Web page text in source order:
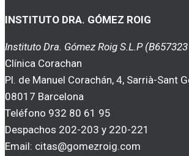
INSTITUTO DRA. GÓMEZ ROIG
Instituto Dra. Gómez Roig S.L.P
Clínica Corachan
Pl. de Manuel Corachán, 4, Sarrià-Sant
08017 Barcelona
Teléfono 932 80 61 95
Despachos 202-203 y 220-221
Email: citas@gomezroig.com